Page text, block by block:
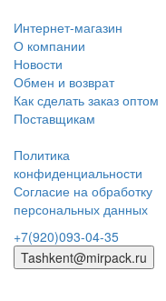
Интернет-магазин
О компании
Новости
Обмен и возврат
Как сделать заказ оптом
Поставщикам
Политика
конфиденциальности
Согласие на обработку
персональных данных
+7(920)093-04-35
Tashkent@mirpack.ru